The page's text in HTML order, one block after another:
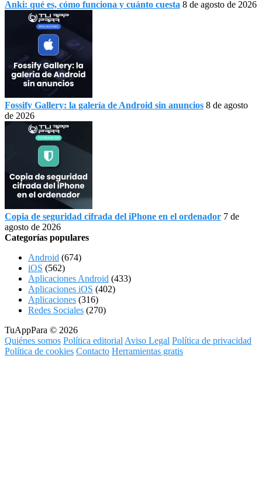
Anki: qué es, cómo funciona y cuánto cuesta 8 de agosto de 2026
Fossify Gallery: la galería de Android sin anuncios 8 de agosto
de 2026
Copia de seguridad cifrada del iPhone en el ordenador 7 de
agosto de 2026
Categorías populares
Android (674)
iOS (562)
Aplicaciones Android (433)
Aplicaciones iOS (402)
Aplicaciones (316)
Redes Sociales (270)
TuAppPara © 2026
Quiénes somos Política editorial Aviso Legal Política de privacidad
Política de cookies Contacto Herramientas gratis